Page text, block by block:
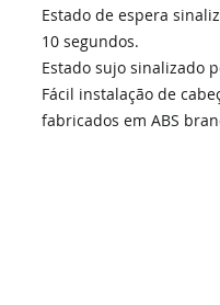
Estado de espera
10 segundos.
Estado sujo sinalizado
Fácil instalação de
fabricados em ABS